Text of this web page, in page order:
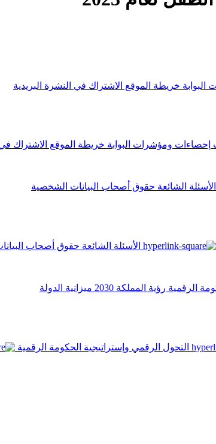
خريطة الموقع الاشتراك في النشرة البريدية
إحصاءات ومؤشرات البوابة خريطة الموقع الاشتراك
الأسئلة الشائعة حقوق أصحاب البيانات الشخصية
الأسئلة الشائعة حقوق أصحاب
الرقمية رؤية المملكة 2030 ميزانية الدولة
التحول الرقمي وإستراتيجية الحكومة الرقمية